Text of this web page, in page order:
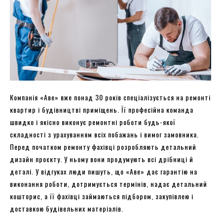
Компанія «Аве» вже понад 30 років спеціалізується на ремонті
квартир і будівництві приміщень. Її професійна команда
швидко і якісно виконує ремонтні роботи будь-якої
складності з урахуванням всіх побажань і вимог замовника.
Перед початком ремонту фахівці розробляють детальний
дизайн проєкту. У ньому вони продумують всі дрібниці й
деталі. У відгуках люди пишуть, що «Аве» дає гарантію на
виконання роботи, дотримується термінів, надає детальний
кошторис, а її фахівці займаються підбором, закупівлею і
доставкою будівельних матеріалів.